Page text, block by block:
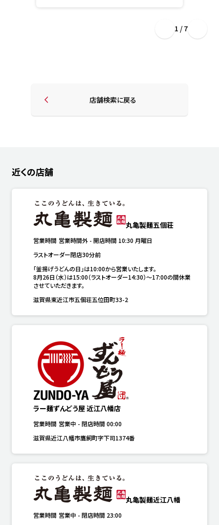
1 / 7
店舗検索に戻る
近くの店舗
丸亀製麺五個荘
営業時間 営業時間外 - 開店時間 10:30 月曜日
ラストオーダー閉店30分前
「釜揚げうどんの日」は10:00から営業いたします。
8月26日（水）は15:00（ラストオーダー14:30）～17:00の間休業
させていただきます。
滋賀県東近江市五個荘五位田町33-2
ラー麺ずんどう屋 近江八幡店
営業時間 営業中 - 閉店時間 00:00
滋賀県近江八幡市鷹飼町字下司1374番
丸亀製麺近江八幡
営業時間 営業中 - 閉店時間 23:00